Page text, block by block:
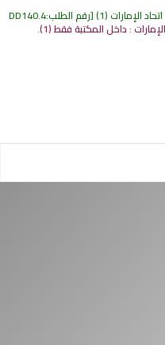
الإمارات (1) رقم الطلب:DD140.4
: داخل المكتبة فقط(1).